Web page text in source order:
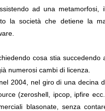
ad una
la società che detiene la
cosa stia
numerosi cambi di licenza.
2004, nel giro di una decina
(zeroshell, ipcop, ipfire
blasonate, senza